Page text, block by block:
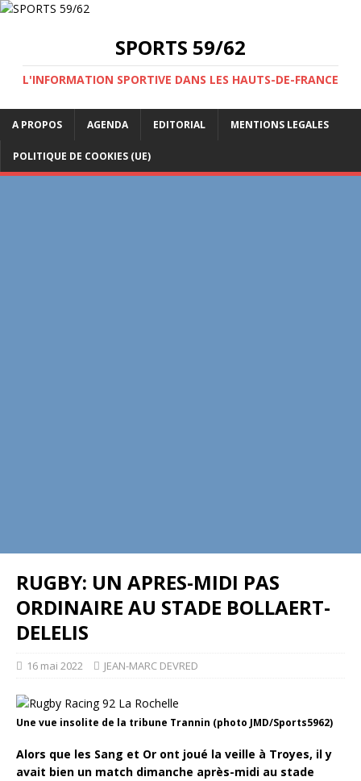
SPORTS 59/62
L'INFORMATION SPORTIVE DANS LES HAUTS-DE-FRANCE
A PROPOS AGENDA EDITORIAL MENTIONS LEGALES
POLITIQUE DE COOKIES (UE)
RUGBY: UN APRES-MIDI PAS
ORDINAIRE AU STADE BOLLAERT-
DELELIS
16 mai 2022 JEAN-MARC DEVRED
Une vue insolite de la tribune Trannin (photo JMD/Sports5962)
Alors que les Sang et Or ont joué la veille à Troyes, il y
avait bien un match dimanche après-midi au stade